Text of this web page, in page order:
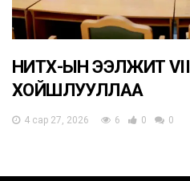
НИТХ-ЫН ЭЭЛЖИТ
ХОЙШЛУУЛЛАА
4 сар 27, 2026 6 0 0